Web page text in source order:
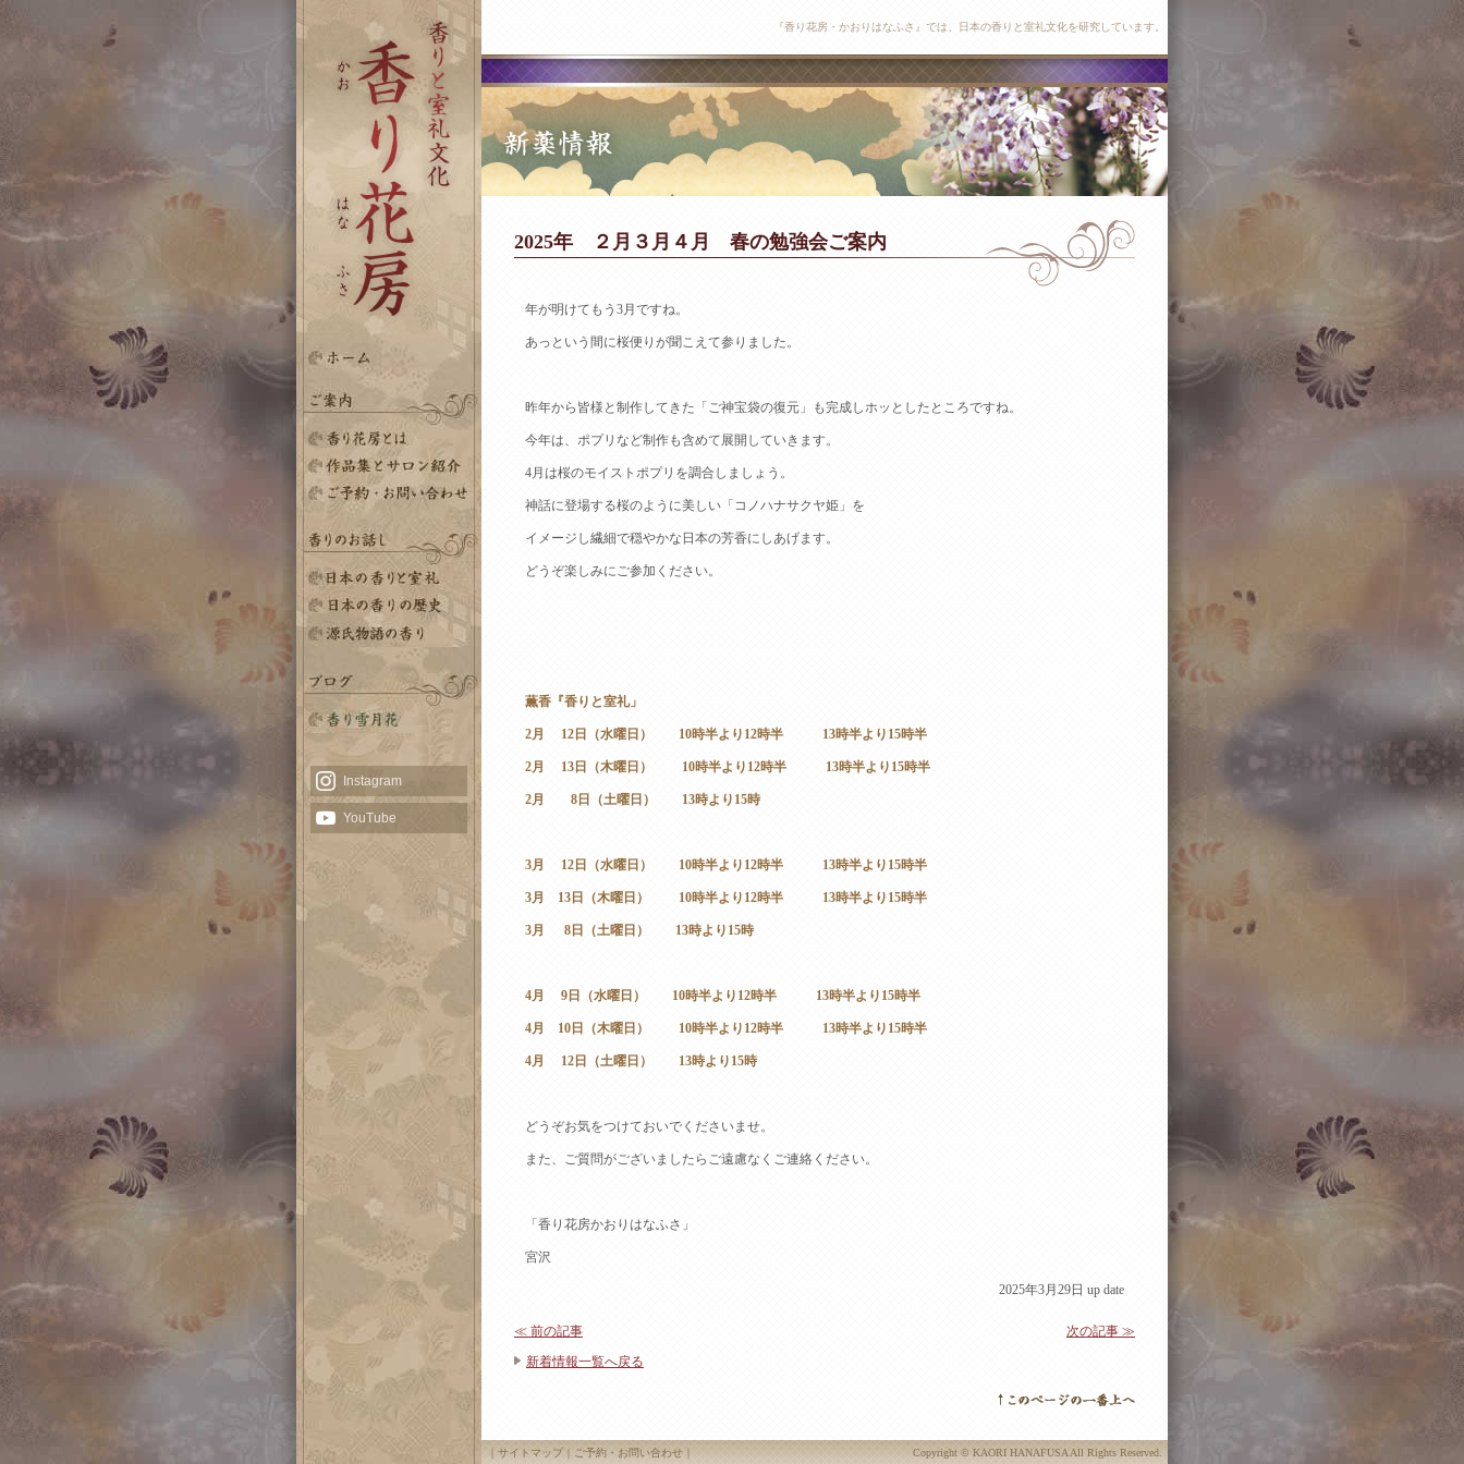
『香り花房・かおりはなふさ』では、日本の香りと室礼文化を研究しています。
2025年 ２月３月４月 春の勉強会ご案内
年が明けてもう3月ですね。
あっという間に桜便りが聞こえて参りました。
昨年から皆様と制作してきた「ご神宝袋の復元」も完成しホッとしたところですね。
今年は、ポプリなど制作も含めて展開していきます。
4月は桜のモイストポプリを調合しましょう。
神話に登場する桜のように美しい「コノハナサクヤ姫」を
イメージし繊細で穏やかな日本の芳香にしあげます。
どうぞ楽しみにご参加ください。
薫香『香りと室礼」
2月 12日（水曜日） 10時半より12時半 13時半より15時半
2月 13日（木曜日） 10時半より12時半 13時半より15時半
2月 8日（土曜日） 13時より15時
3月 12日（水曜日） 10時半より12時半 13時半より15時半
3月 13日（木曜日） 10時半より12時半 13時半より15時半
3月 8日（土曜日） 13時より15時
4月 9日（水曜日） 10時半より12時半 13時半より15時半
4月 10日（木曜日） 10時半より12時半 13時半より15時半
4月 12日（土曜日） 13時より15時
どうぞお気をつけておいでくださいませ。
また、ご質問がございましたらご遠慮なくご連絡ください。
「香り花房かおりはなふさ」
宮沢
2025年3月29日 up date
≪ 前の記事
次の記事 ≫
新着情報一覧へ戻る
サイトマップ｜ ご予約・お問い合わせ Copyright © KAORI HANAFUSA All Rights Reserved.